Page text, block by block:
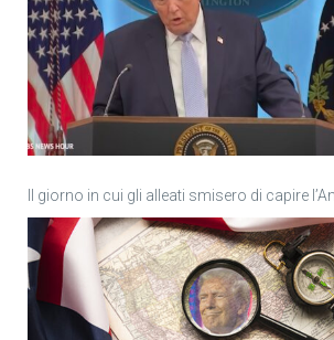
Il giorno in cui gli alleati smisero di capire